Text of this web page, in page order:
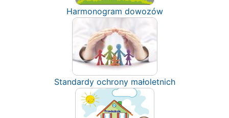
Harmonogram dowozów
Standardy ochrony małoletnich